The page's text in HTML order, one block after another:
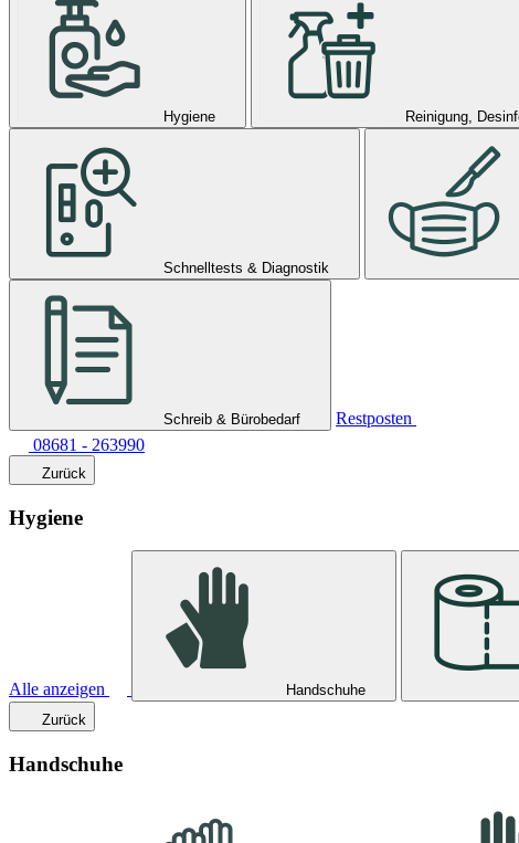
Hygiene Reinigung,
Schnelltests & Diagnostik
Schreib & Bürobedarf
Restposten
08681 - 263990
Zurück
Hygiene
Alle anzeigen Handschuhe
Zurück
Handschuhe